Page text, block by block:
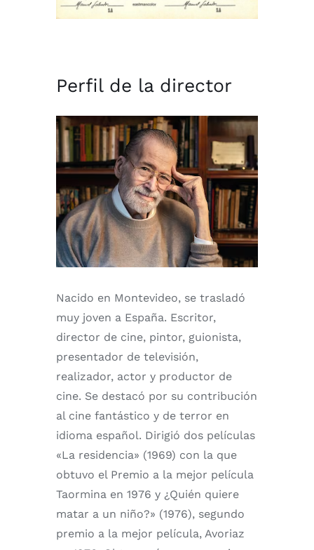
Perfil de la director
Nacido en Montevideo, se trasladó
muy joven a España. Escritor,
director de cine, pintor, guionista,
presentador de televisión,
realizador, actor y productor de
cine. Se destacó por su contribución
al cine fantástico y de terror en
idioma español. Dirigió dos películas
«La residencia» (1969) con la que
obtuvo el Premio a la mejor película
Taormina en 1976 y ¿Quién quiere
matar a un niño?» (1976), segundo
premio a la mejor película, Avoriaz